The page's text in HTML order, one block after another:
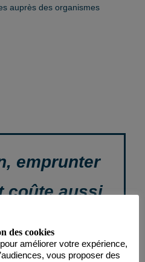
auprès des organismes
emprunter
coûte aussi
des cookies
améliorer votre expérience,
vous proposer des